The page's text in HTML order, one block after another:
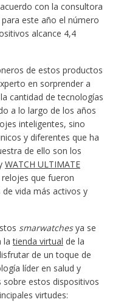
con la consultora
este año el número
alcance 4,4
de estos productos
en sorprender a
cantidad de tecnologías
a lo largo de los años
inteligentes, sino
y diferentes que ha
de ello son los
WATCH ULTIMATE
que fueron
vida más activos y
smarwatchesya se
latienda virtual de la
de un toque de
líder en salud y
estos dispositivos
virtudes: